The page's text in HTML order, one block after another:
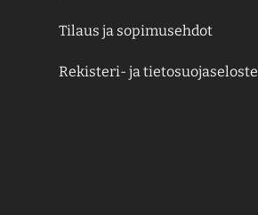
Tilaus ja sopimusehdot
Rekisteri- ja tietosuojaseloste